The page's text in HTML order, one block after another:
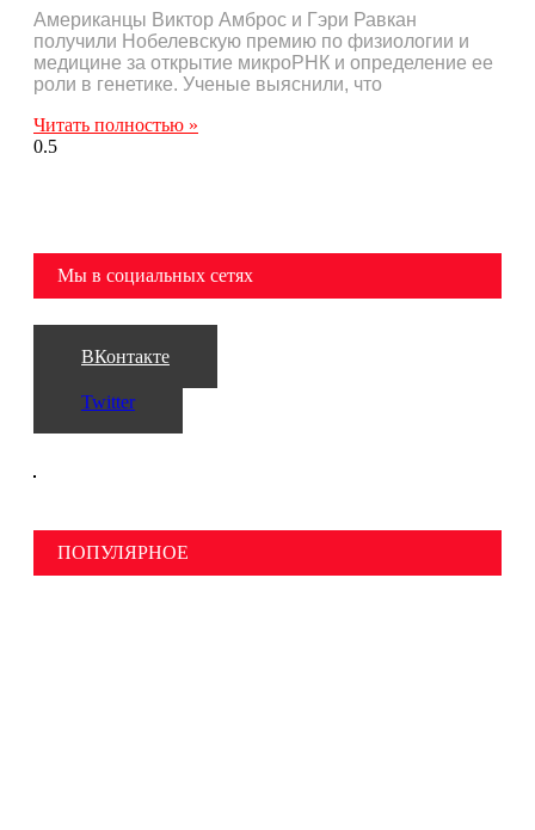
Американцы Виктор Амброс и Гэри Равкан
получили Нобелевскую премию по физиологии и
медицине за открытие микроРНК и определение ее
роли в генетике. Ученые выяснили, что
Читать полностью »
Мы в социальных сетях
ВКонтакте
Twitter
ПОПУЛЯРНОЕ